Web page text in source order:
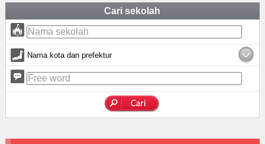
Cari sekolah
Nama kota dan prefektur